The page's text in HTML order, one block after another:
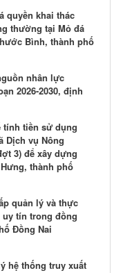
quyền khai thác
thường tại Mỏ đá
Bình, thành phố
nhân lực
2026-2030, định
tính tiền sử dụng
Dịch vụ Nông
3) để xây dựng
thành phố
quản lý và thực
tín trong đồng
Đồng Nai
hệ thống truy xuất